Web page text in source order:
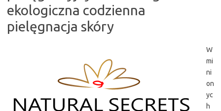
ekologiczna codzienna
pielęgnacja skóry
W
mi
ni
on
yc
h